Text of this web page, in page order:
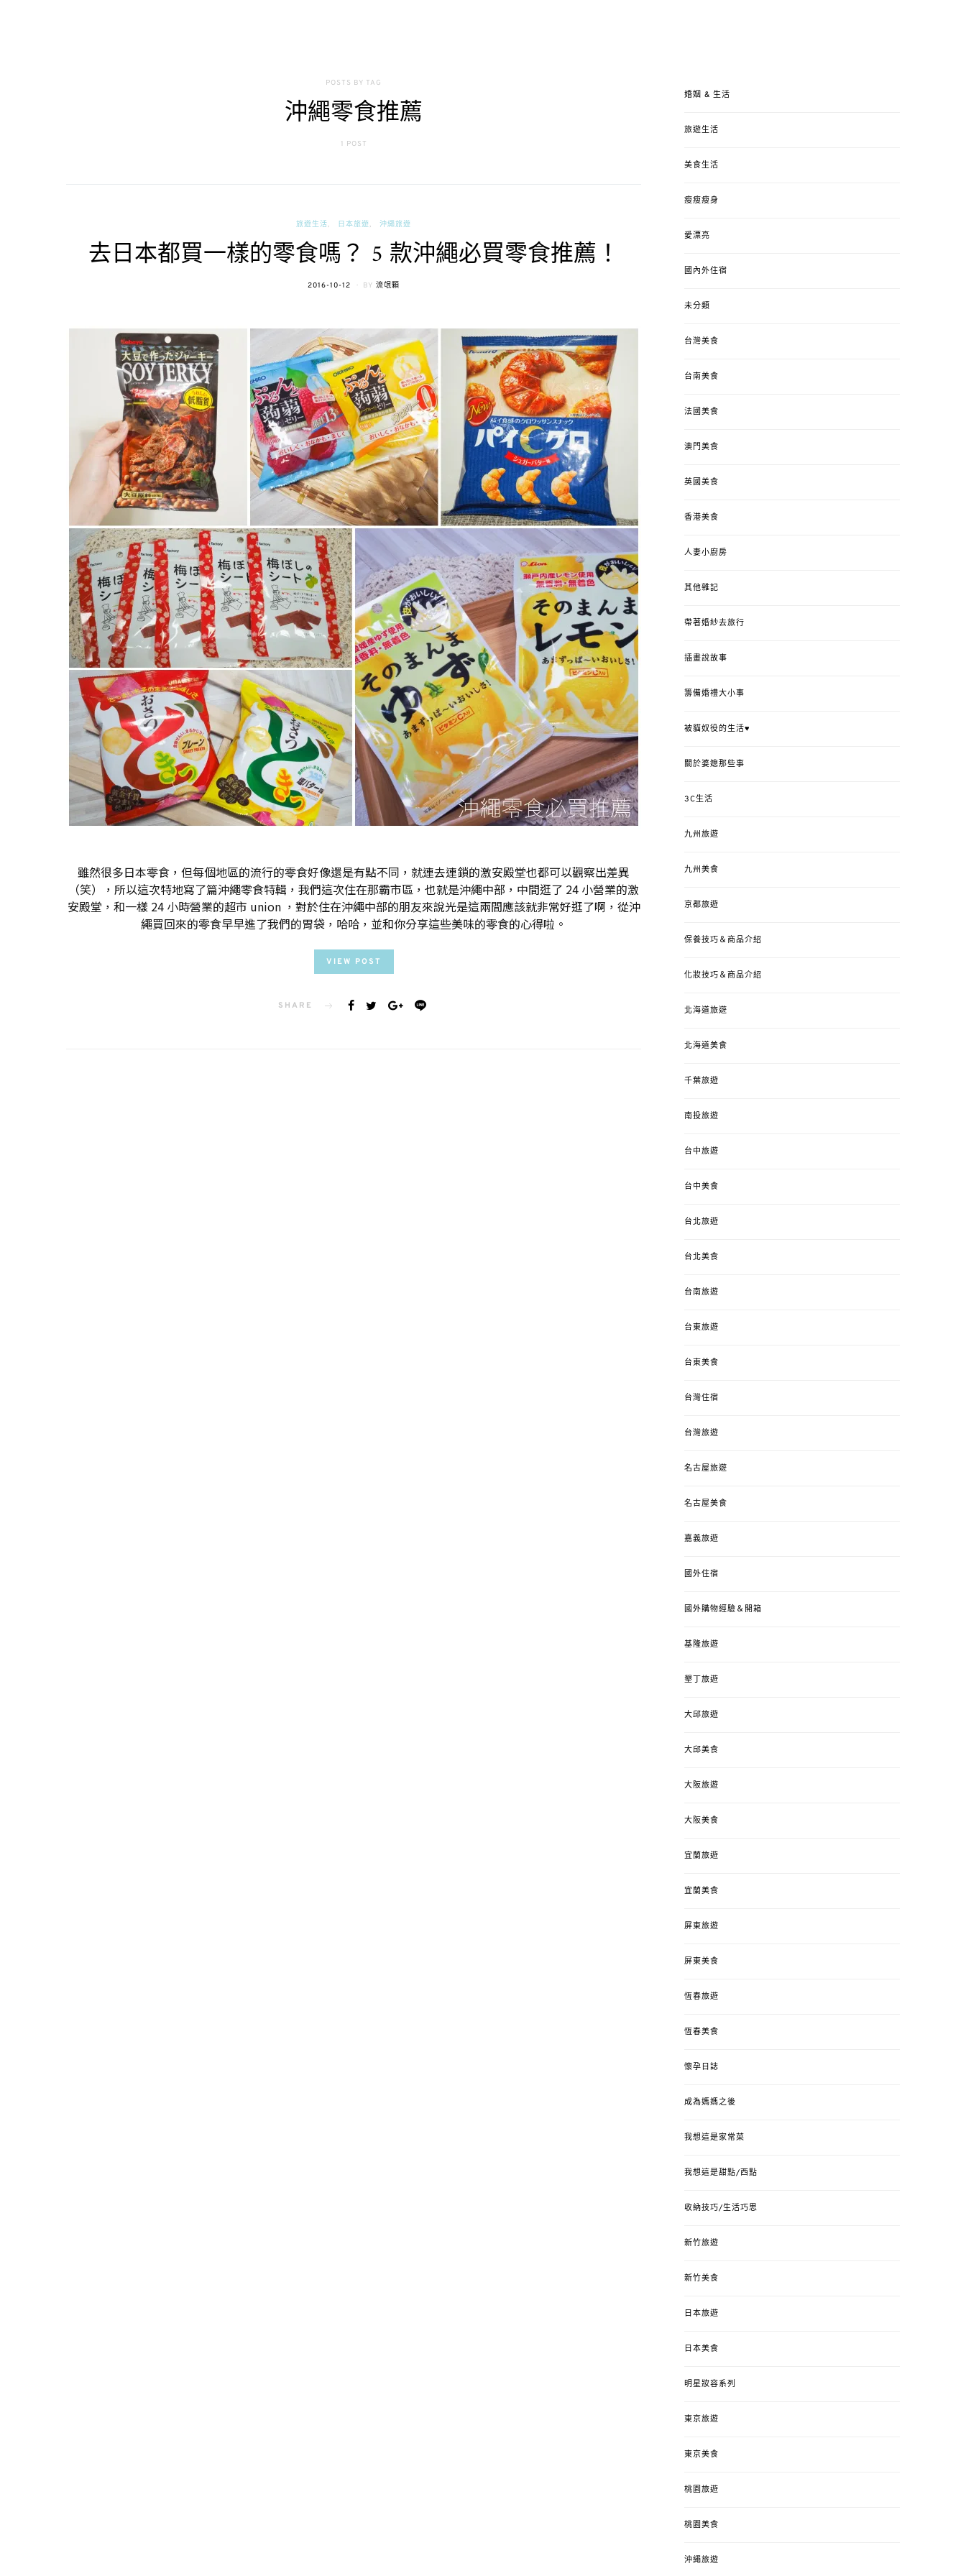
POSTS BY TAG
沖繩零食推薦
1 POST
旅遊生活 日本旅遊 沖繩旅遊
去日本都買一樣的零食嗎？ 5 款沖繩必買零食推薦！
POSTED
2016-10-12 BY 流氓顆
雖然很多日本零食，但每個地區的流行的零食好像還是有點不同，就連去連鎖的激安殿堂也都可以觀察出差異
（笑），所以這次特地寫了篇沖繩零食特輯，我們這次住在那霸市區，也就是沖繩中部，中間逛了 24 小營業的激
安殿堂，和一樣 24 小時營業的超市 union ，對於住在沖繩中部的朋友來說光是這兩間應該就非常好逛了啊，從沖
繩買回來的零食早早進了我們的胃袋，哈哈，並和你分享這些美味的零食的心得啦。
VIEW POST
SHARE
婚姻 & 生活
旅遊生活
美食生活
瘦瘦瘦身
愛漂亮
國內外住宿
未分類
台灣美食
台南美食
法國美食
澳門美食
英國美食
香港美食
人妻小廚房
其他雜記
帶著婚紗去旅行
插畫說故事
籌備婚禮大小事
被貓奴役的生活♥
關於婆媳那些事
3C生活
九州旅遊
九州美食
京都旅遊
保養技巧＆商品介紹
化妝技巧＆商品介紹
北海道旅遊
北海道美食
千葉旅遊
南投旅遊
台中旅遊
台中美食
台北旅遊
台北美食
台南旅遊
台東旅遊
台東美食
台灣住宿
台灣旅遊
名古屋旅遊
名古屋美食
嘉義旅遊
國外住宿
國外購物經驗＆開箱
基隆旅遊
墾丁旅遊
大邱旅遊
大邱美食
大阪旅遊
大阪美食
宜蘭旅遊
宜蘭美食
屏東旅遊
屏東美食
恆春旅遊
恆春美食
懷孕日誌
成為媽媽之後
我想這是家常菜
我想這是甜點/西點
收納技巧/生活巧思
新竹旅遊
新竹美食
日本旅遊
日本美食
明星妝容系列
東京旅遊
東京美食
桃園旅遊
桃園美食
沖繩旅遊